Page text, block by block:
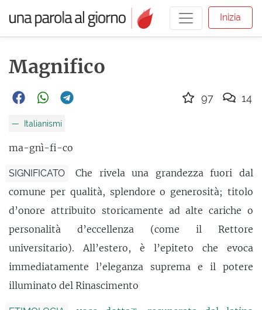
Inizia
Magnifico
Italianismi
ma-gnì-fi-co
SIGNIFICATO
Che rivela una grandezza fuori dal
comune per qualità, splendore o generosità; titolo
d’onore attribuito storicamente ad alte cariche o
personalità d’eccellenza (come il Rettore
universitario). All’estero, è l’epiteto che evoca
immediatamente l’eleganza suprema e il potere
illuminato del Rinascimento
97 14